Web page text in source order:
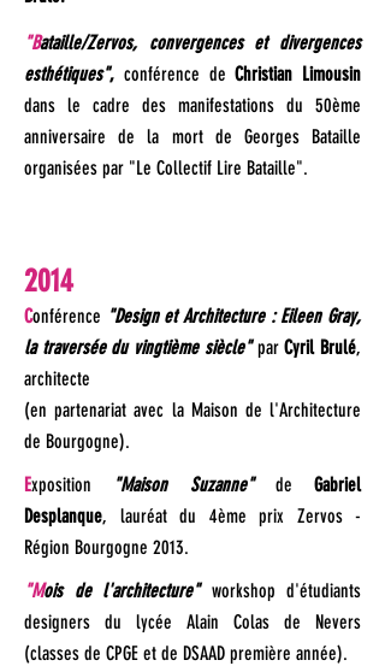
"Bataille/Zervos, convergences et divergences
esthétiques", conférence deChristian Limousin
dans le cadre des manifestations du 50ème
anniversaire de la mort de Georges Bataille
organisées par "Le Collectif Lire Bataille".
2014
Conférence "Design et Architecture : Eileen Gray,
la traversée du vingtième siècle"parCyril Brulé,
architecte
(en partenariat avec la Maison de l'Architecture
de Bourgogne).
Exposition "Maison Suzanne"de Gabriel
Desplanque, lauréat du 4ème prix Zervos -
Région Bourgogne 2013.
"Mois de l'architecture"workshop d'étudiants
designers du lycée Alain Colas de Nevers
(classes de CPGE et de DSAAD première année).